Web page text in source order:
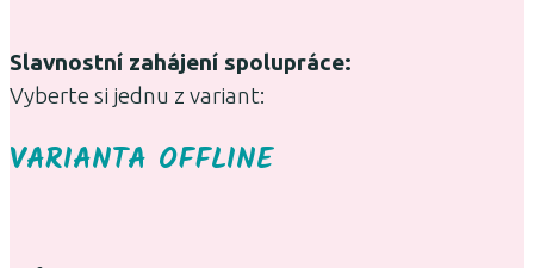
Slavnostní zahájení spolupráce:
Vyberte si jednu z variant:
VARIANTA OFFLINE